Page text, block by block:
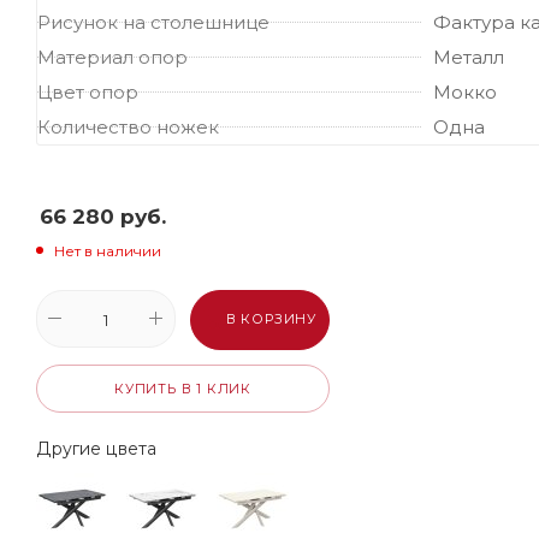
Рисунок на столешнице
Фактура
Материал опор
Металл
Цвет опор
Мокко
Количество ножек
Одна
66 280 руб.
Нет в наличии
В КОРЗИНУ
КУПИТЬ В 1 КЛИК
Другие цвета